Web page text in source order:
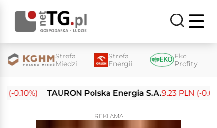
Strefa
Miedzi
Strefa
Energii
Eko
Profity
0.10%) TAURON Polska Energia S.A.9.23 PLN (-
REKLAMA